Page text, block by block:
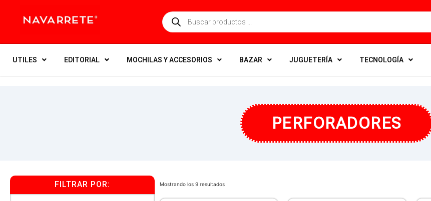
UTILES EDITORIAL MOCHILAS Y ACCESORIOS BAZAR JUGUETERÍA TECNOLOGÍA
PERFORADORES
FILTRAR POR: Mostrando los 9 resultados